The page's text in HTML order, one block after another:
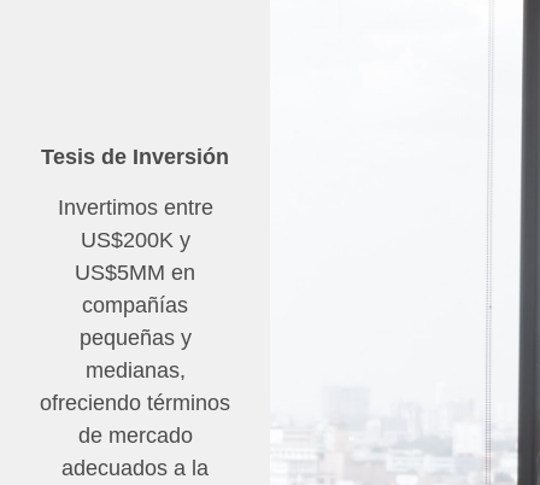
Tesis de Inversión
Invertimos entre
US$200K y
US$5MM en
compañías
pequeñas y
medianas,
ofreciendo términos
de mercado
adecuados a la